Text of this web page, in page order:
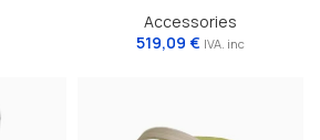
Accessories
519,09 € IVA. inc